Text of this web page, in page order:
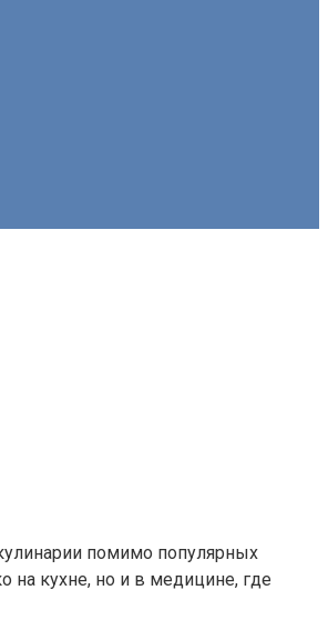
помимо популярных
на кухне, но и в медицине, где